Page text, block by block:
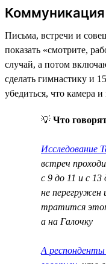
Коммуникация
Письма, встречи и
показать «смотрите,
случай, а потом
сделать гимнастику и
убедиться, что камера
💡 Что
Исследование
встреч
с 9 до 11 и с
не
тратится этот
а на Галочку
А респонденты